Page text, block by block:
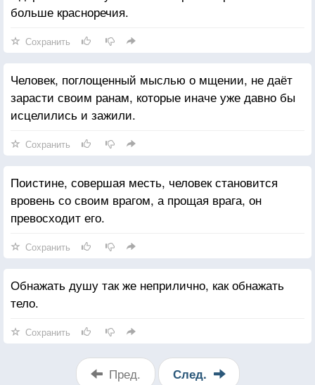
больше красноречия.
Сохранить
Человек, поглощенный мыслью о мщении, не даёт
зарасти своим ранам, которые иначе уже давно бы
исцелились и зажили.
Сохранить
Поистине, совершая месть, человек становится
вровень со своим врагом, а прощая врага, он
превосходит его.
Сохранить
Обнажать душу так же неприлично, как обнажать
тело.
Сохранить
Пред. След.